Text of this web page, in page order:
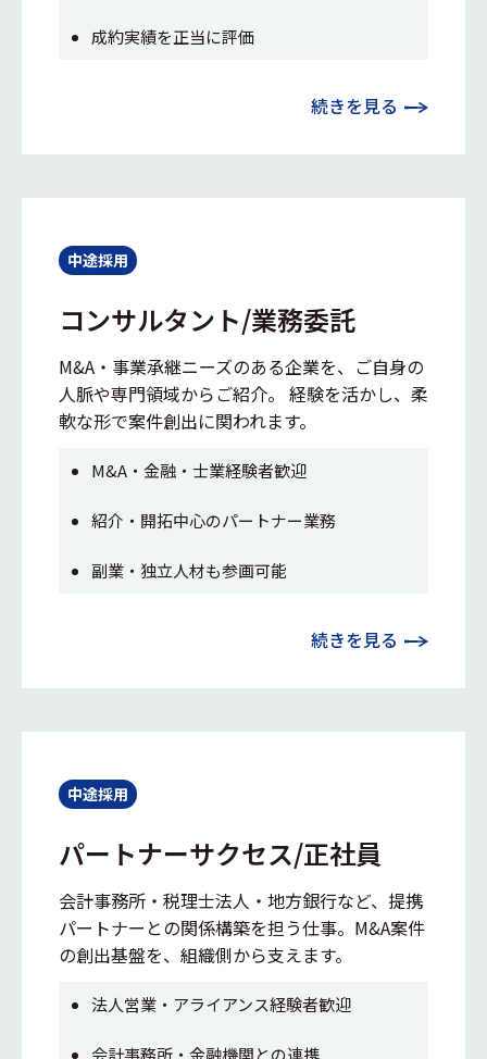
成約実績を正当に評価
続きを見る
中途採用
コンサルタント/業務委託
M&A・事業承継ニーズのある企業を、ご自身の
人脈や専門領域からご紹介。 経験を活かし、柔
軟な形で案件創出に関われます。
M&A・金融・士業経験者歓迎
紹介・開拓中心のパートナー業務
副業・独立人材も参画可能
続きを見る
中途採用
パートナーサクセス/正社員
会計事務所・税理士法人・地方銀行など、提携
パートナーとの関係構築を担う仕事。M&A案件
の創出基盤を、組織側から支えます。
法人営業・アライアンス経験者歓迎
会計事務所・金融機関との連携